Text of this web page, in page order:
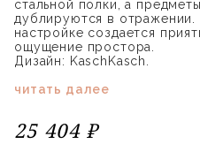
стальной полки, а
дублируются в отражении.
настройке создается
ощущение простора.
Дизайн: KaschKasch.
читать далее
25 404 ₽